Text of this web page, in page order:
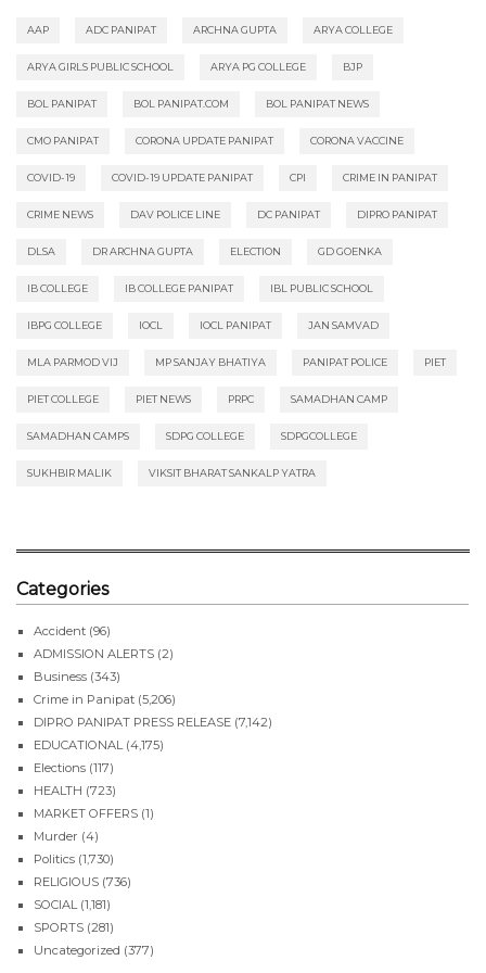
AAP ADC PANIPAT ARCHNA GUPTA ARYA COLLEGE
ARYA GIRLS PUBLIC SCHOOL ARYA PG COLLEGE BJP
BOL PANIPAT BOL PANIPAT.COM BOL PANIPAT NEWS
CMO PANIPAT CORONA UPDATE PANIPAT CORONA VACCINE
COVID-19 COVID-19 UPDATE PANIPAT CPI CRIME IN PANIPAT
CRIME NEWS DAV POLICE LINE DC PANIPAT DIPRO PANIPAT
DLSA DR ARCHNA GUPTA ELECTION GD GOENKA
IB COLLEGE IB COLLEGE PANIPAT IBL PUBLIC SCHOOL
IBPG COLLEGE IOCL IOCL PANIPAT JAN SAMVAD
MLA PARMOD VIJ MP SANJAY BHATIYA PANIPAT POLICE PIET
PIET COLLEGE PIET NEWS PRPC SAMADHAN CAMP
SAMADHAN CAMPS SDPG COLLEGE SDPGCOLLEGE
SUKHBIR MALIK VIKSIT BHARAT SANKALP YATRA
Categories
Accident (96)
ADMISSION ALERTS (2)
Business (343)
Crime in Panipat (5,206)
DIPRO PANIPAT PRESS RELEASE (7,142)
EDUCATIONAL (4,175)
Elections (117)
HEALTH (723)
MARKET OFFERS (1)
Murder (4)
Politics (1,730)
RELIGIOUS (736)
SOCIAL (1,181)
SPORTS (281)
Uncategorized (377)